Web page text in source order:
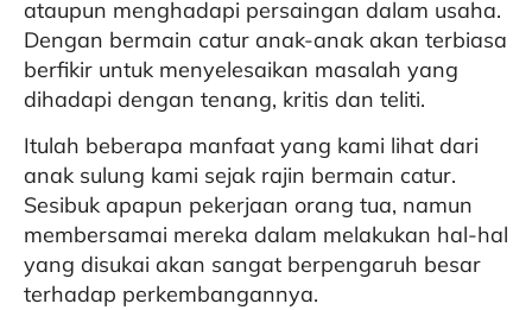
ataupun menghadapi persaingan dalam usaha.
Dengan bermain catur anak-anak akan terbiasa
berfikir untuk menyelesaikan masalah yang
dihadapi dengan tenang, kritis dan teliti.
Itulah beberapa manfaat yang kami lihat dari
anak sulung kami sejak rajin bermain catur.
Sesibuk apapun pekerjaan orang tua, namun
membersamai mereka dalam melakukan hal-hal
yang disukai akan sangat berpengaruh besar
terhadap perkembangannya.